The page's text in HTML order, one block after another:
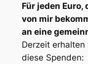
Für jeden
von mir
an eine
Derzeit
diese Spenden: